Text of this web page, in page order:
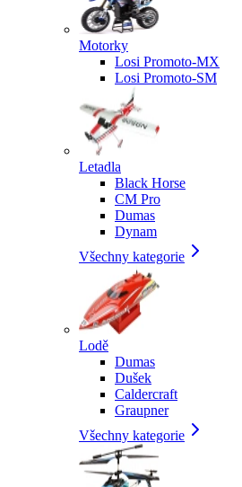
Motorky
Losi Promoto-MX
Losi Promoto-SM
Letadla
Black Horse
CM Pro
Dumas
Dynam
Všechny kategorie
Lodě
Dumas
Dušek
Caldercraft
Graupner
Všechny kategorie